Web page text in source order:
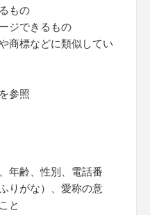
もの
ジできるもの
商標などに類似してい
参照
年齢、性別、電話番
りがな）、愛称の意
と